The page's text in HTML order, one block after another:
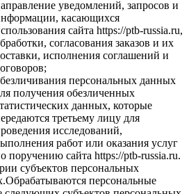
уведомлений, запросов и
касающихся
сайта https://ptb-russia.ru,
согласования заказов и их
исполнения соглашений и
персональных данных
получения обезличенных
данных, которые
третьему лицу для
исследований,
работ или оказания услуг
поручению сайта https://ptb-russia.ru.
субъектов персональных
персональные